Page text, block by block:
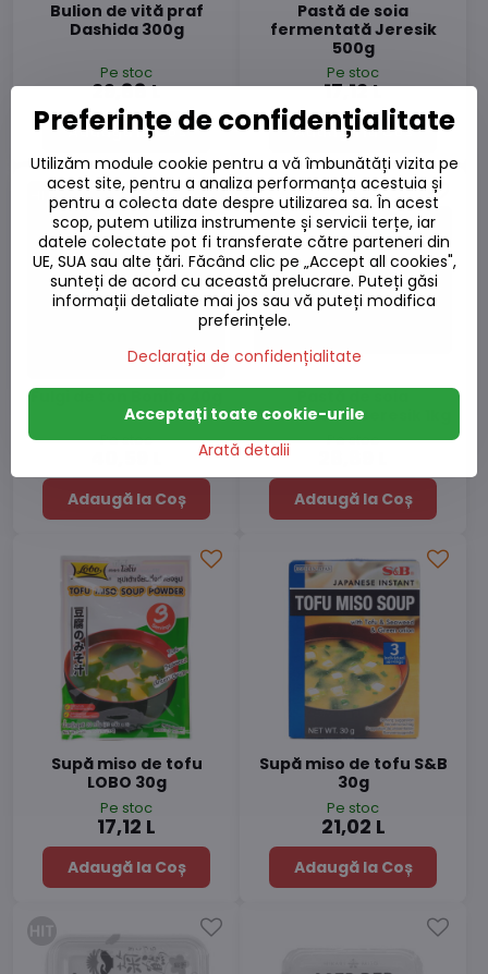
Bulion de vită praf
Dashida 300g
Pe stoc
29,88 L
Adaugă la Coș
Pastă de soia
fermentată Jeresik
500g
Pe stoc
17,12 L
Adaugă la Coș
Fulgi de ton Bonito 40g
Pe stoc
Adaugă la Coș
fermentată Jeresik 1kg
Pe stoc
Adaugă la Coș
Supă miso de tofu
LOBO 30g
Pe stoc
17,12 L
Adaugă la Coș
Supă miso de tofu S&B
30g
Pe stoc
21,02 L
Adaugă la Coș
Preferințe de confidențialitate
Utilizăm module cookie pentru a vă îmbunătăți vizita pe
acest site, pentru a analiza performanța acestuia și
pentru a colecta date despre utilizarea sa. În acest
scop, putem utiliza instrumente și servicii terțe, iar
datele colectate pot fi transferate către parteneri din
UE, SUA sau alte țări. Făcând clic pe „Accept all cookies",
sunteți de acord cu această prelucrare. Puteți găsi
informații detaliate mai jos sau vă puteți modifica
preferințele.
Declarația de confidențialitate
Arată detalii
Acceptați toate cookie-urile